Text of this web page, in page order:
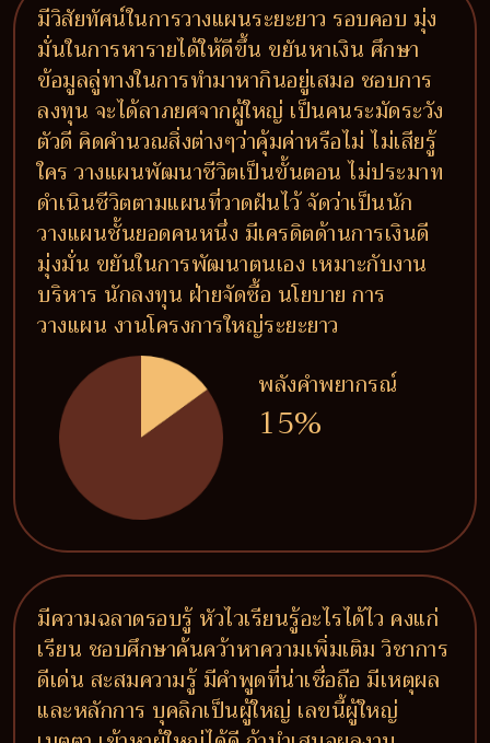
มีวิสัยทัศน์ในการวางแผนระยะยาว รอบคอบ มุ่ง
มั่นในการหารายได้ให้ดีขึ้น ขยันหาเงิน ศึกษา
ข้อมูลลู่ทางในการทำมาหากินอยู่เสมอ ชอบการ
ลงทุน จะได้ลาภยศจากผู้ใหญ่ เป็นคนระมัดระวัง
ตัวดี คิดคำนวณสิ่งต่างๆว่าคุ้มค่าหรือไม่ ไม่เสียรู้
ใคร วางแผนพัฒนาชีวิตเป็นขั้นตอน ไม่ประมาท
ดำเนินชีวิตตามแผนที่วาดฝันไว้ จัดว่าเป็นนัก
วางแผนชั้นยอดคนหนึ่ง มีเครดิตด้านการเงินดี
มุ่งมั่น ขยันในการพัฒนาตนเอง เหมาะกับงาน
บริหาร นักลงทุน ฝ่ายจัดซื้อ นโยบาย การ
วางแผน งานโครงการใหญ่ระยะยาว
พลังคำพยากรณ์
15%
มีความฉลาดรอบรู้ หัวไวเรียนรู้อะไรได้ไว คงแก่
เรียน ชอบศึกษาค้นคว้าหาความเพิ่มเติม วิชาการ
ดีเด่น สะสมความรู้ มีคำพูดที่น่าเชื่อถือ มีเหตุผล
และหลักการ บุคลิกเป็นผู้ใหญ่ เลขนี้ผู้ใหญ่